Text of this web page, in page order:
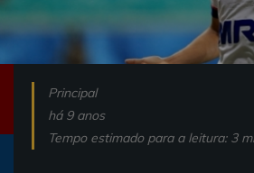
Principal
há 9 anos
Tempo estimado para a leitura: 3